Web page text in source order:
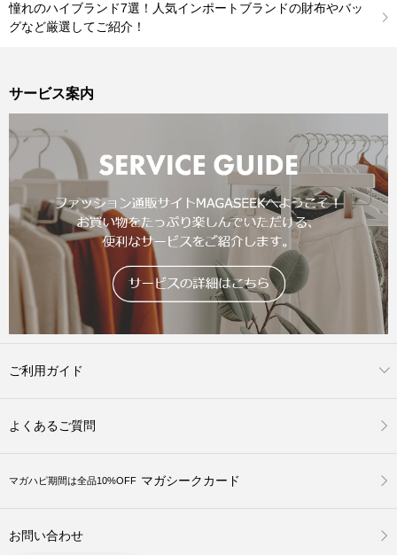
憧れのハイブランド7選！人気インポートブランドの財布やバッ
グなど厳選してご紹介！
サービス案内
ご利用ガイド
よくあるご質問
マガハピ期間は全品10%OFF マガシークカード
お問い合わせ